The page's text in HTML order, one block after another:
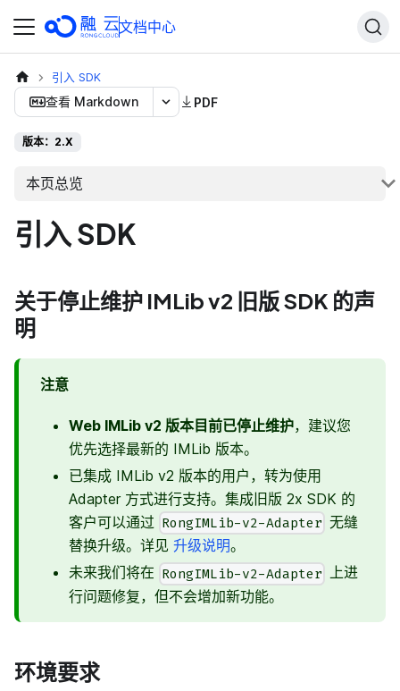
文档中心
引入 SDK
查看 Markdown PDF
版本：2.X
本页总览
引入 SDK
关于停止维护 IMLib v2 旧版 SDK 的声
明
注意
Web IMLib v2 版本目前已停止维护，建议您
优先选择最新的 IMLib 版本。
已集成 IMLib v2 版本的用户，转为使用
Adapter 方式进行支持。集成旧版 2x SDK 的
客户可以通过 RongIMLib-v2-Adapter 无缝
替换升级。详见 升级说明。
未来我们将在 RongIMLib-v2-Adapter 上进
行问题修复，但不会增加新功能。
环境要求